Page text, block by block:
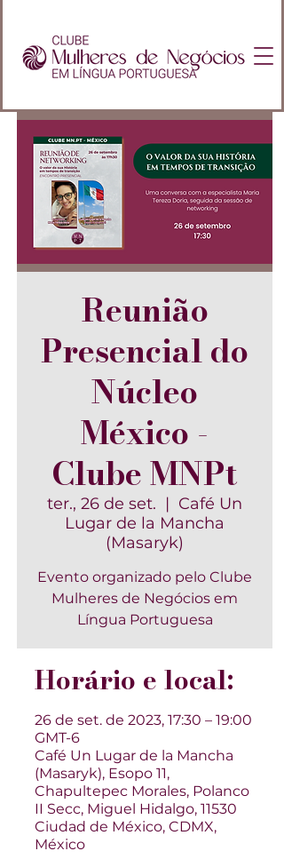
Reunião
Presencial do
Núcleo
México -
Clube MNPt
ter., 26 de set.
  |
Café Un
Lugar de la Mancha
(Masaryk)
Evento organizado pelo Clube
Mulheres de Negócios em
Língua Portuguesa
Horário e local:
26 de set. de 2023, 17:30 – 19:00
GMT-6
Café Un Lugar de la Mancha
(Masaryk), Esopo 11,
Chapultepec Morales, Polanco
II Secc, Miguel Hidalgo, 11530
Ciudad de México, CDMX,
México